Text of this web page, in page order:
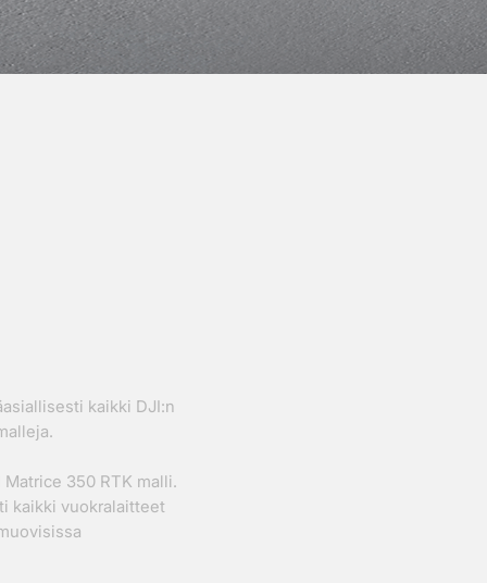
kaikki DJI:n
350 RTK malli.
kaikki vuokralaitteet